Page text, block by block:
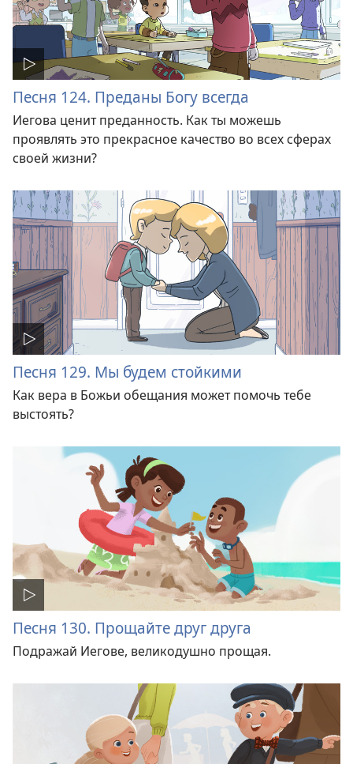
Песня 124. Преданы Богу всегда
Иегова ценит преданность. Как ты можешь
проявлять это прекрасное качество во всех сферах
своей жизни?
Песня 129. Мы будем стойкими
Как вера в Божьи обещания может помочь тебе
выстоять?
Песня 130. Прощайте друг друга
Подражай Иегове, великодушно прощая.